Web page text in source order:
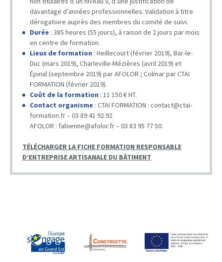
davantage d’années professionnelles. Validation à titre
dérogatoire auprès des membres du comité de suivi.
Durée : 385 heures (55 jours), à raison de 2 jours par mois
en centre de formation.
Lieux de formation : Heillecourt (février 2019), Bar-le-
Duc (mars 2019), Charleville-Mézières (avril 2019) et
Épinal (septembre 2019) par AFOLOR ; Colmar par CTAI
FORMATION (février 2019).
Coût de la formation : 11 150 € HT.
Contact organisme : CTAI FORMATION : contact@ctai-
formation.fr – 03 89 41 92 92
AFOLOR : fabienne@afolor.fr – 03 83 95 77 50.
TÉLÉCHARGER LA FICHE FORMATION RESPONSABLE
D’ENTREPRISE ARTISANALE DU BÂTIMENT